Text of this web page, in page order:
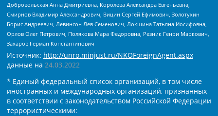
Добровольская Анна Дмитриевна, Королева Александра Евгеньевна,
Смирнов Владимир Александрович, Вицин Сергей Ефимович, Золотухин
Борис Андреевич, Левинсон Лев Семенович, Локшина Татьяна Иосифовна,
Орлов Олег Петрович, Полякова Мара Федоровна, Резник Генри Маркович,
Захаров Герман Константинович
Источник: http://unro.minjust.ru/NKOForeignAgent.aspx
данные на 24.03.2022
* Единый федеральный список организаций, в том числе
иностранных и международных организаций, признанных
в соответствии с законодательством Российской Федерации
террористическими: